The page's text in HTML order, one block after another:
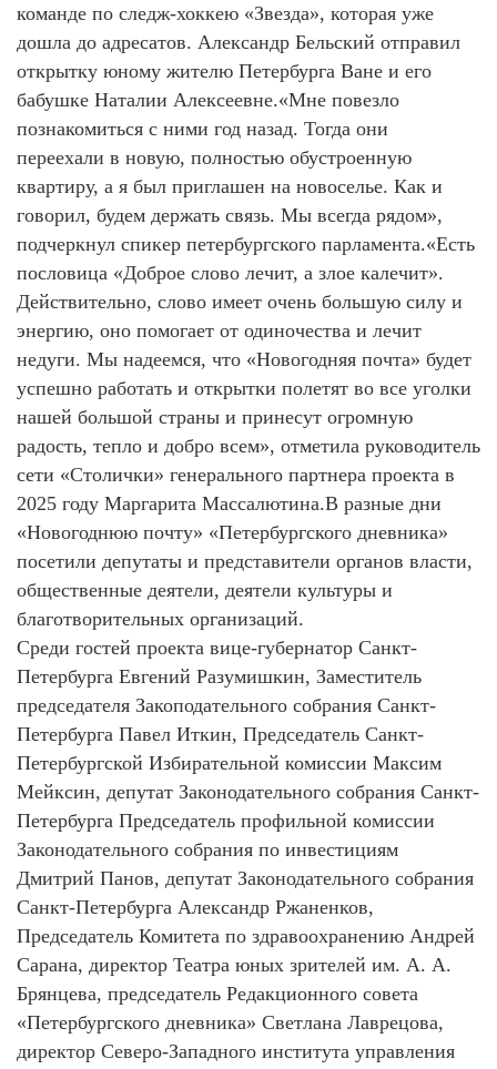
команде по следж-хоккею «Звезда», которая уже
дошла до адресатов. Александр Бельский отправил
открытку юному жителю Петербурга Ване и его
бабушке Наталии Алексеевне.«Мне повезло
познакомиться с ними год назад. Тогда они
переехали в новую, полностью обустроенную
квартиру, а я был приглашен на новоселье. Как и
говорил, будем держать связь. Мы всегда рядом»,
подчеркнул спикер петербургского парламента.«Есть
пословица «Доброе слово лечит, а злое калечит».
Действительно, слово имеет очень большую силу и
энергию, оно помогает от одиночества и лечит
недуги. Мы надеемся, что «Новогодняя почта» будет
успешно работать и открытки полетят во все уголки
нашей большой страны и принесут огромную
радость, тепло и добро всем», отметила руководитель
сети «Столички» генерального партнера проекта в
2025 году Маргарита Массалютина.В разные дни
«Новогоднюю почту» «Петербургского дневника»
посетили депутаты и представители органов власти,
общественные деятели, деятели культуры и
благотворительных организаций.
Среди гостей проекта вице-губернатор Санкт-
Петербурга Евгений Разумишкин, Заместитель
председателя Закоподательного собрания Санкт-
Петербурга Павел Иткин, Председатель Санкт-
Петербургской Избирательной комиссии Максим
Мейксин, депутат Законодательного собрания Санкт-
Петербурга Председатель профильной комиссии
Законодательного собрания по инвестициям
Дмитрий Панов, депутат Законодательного собрания
Санкт-Петербурга Александр Ржаненков,
Председатель Комитета по здравоохранению Андрей
Сарана, директор Театра юных зрителей им. А. А.
Брянцева, председатель Редакционного совета
«Петербургского дневника» Светлана Лаврецова,
директор Северо-Западного института управления